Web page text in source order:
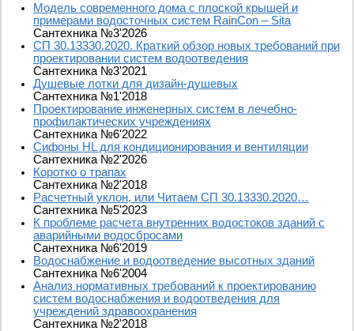
Модель современного дома с плоской крышей и
примерами водосточных систем RainCon – Sita
Сантехника №3'2026
СП 30.13330.2020. Краткий обзор новых требований при
проектировании систем водоотведения
Сантехника №3'2021
Душевые лотки для дизайн-душевых
Сантехника №1'2018
Проектирование инженерных систем в лечебно-
профилактических учреждениях
Сантехника №6'2022
Сифоны HL для кондиционирования и вентиляции
Сантехника №2'2026
Коротко о трапах
Сантехника №2'2018
Расчетный уклон, или Читаем СП 30.13330.2020…
Сантехника №5'2023
К проблеме расчета внутренних водостоков зданий с
аварийными водосбросами
Сантехника №6'2019
Водоснабжение и водоотведение высотных зданий
Сантехника №6'2004
Анализ нормативных требований к проектированию
систем водоснабжения и водоотведения для
учреждений здравоохранения
Сантехника №2'2018